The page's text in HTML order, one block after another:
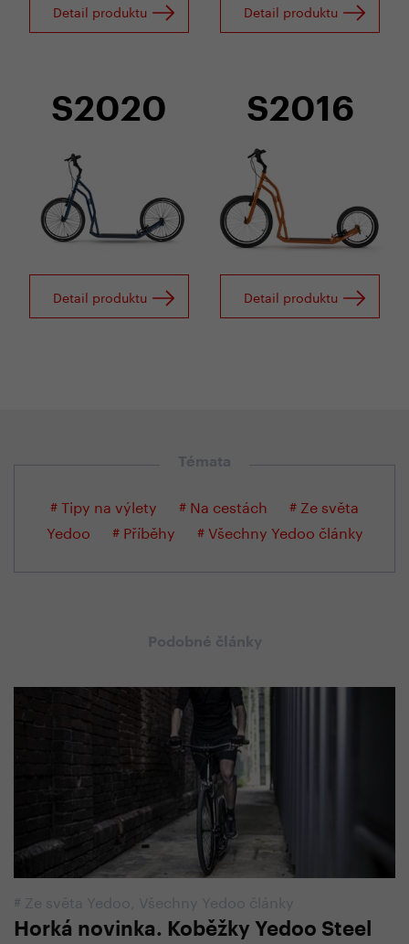
Detail produktu Detail produktu
S2020
Detail produktu
S2016
Detail produktu
Témata
# Tipy na výlety # Na cestách
# Ze světa
Yedoo
# Příběhy # Všechny Yedoo články
Podobné články
# Ze světa Yedoo Všechny Yedoo články
Horká novinka. Koběžky Yedoo Steel